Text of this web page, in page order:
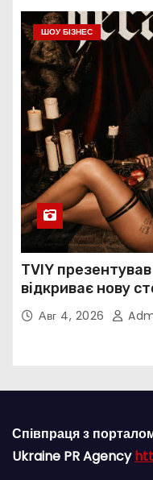
ШОУ БІЗНЕС
TVIY
відкриває нову
попуАвг 4, 2026
Співпраця з
Ukraine PR Agency